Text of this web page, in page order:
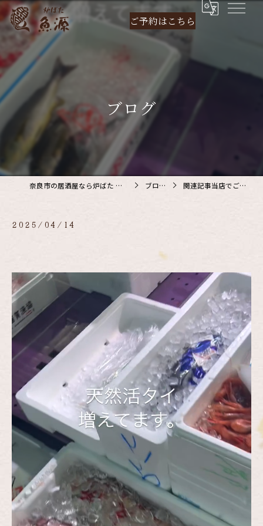
ご予約はこちら
ブログ
奈良市の居酒屋なら炉ばた 魚源 ブログ 関連記事当店でご利…
2025/04/14